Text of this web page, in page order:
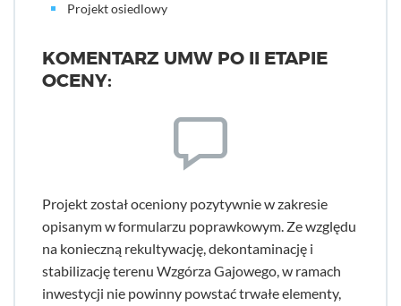
Projekt osiedlowy
KOMENTARZ UMW PO II ETAPIE
OCENY:
Projekt został oceniony pozytywnie w zakresie
opisanym w formularzu poprawkowym. Ze względu
na konieczną rekultywację, dekontaminację i
stabilizację terenu Wzgórza Gajowego, w ramach
inwestycji nie powinny powstać trwałe elementy,